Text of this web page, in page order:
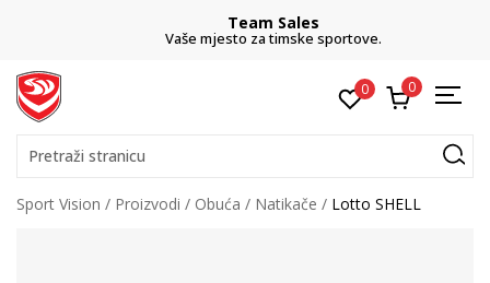
Team Sales
Vaše mjesto za timske sportove.
0 0
Pretraži stranicu
Sport Vision Proizvodi Obuća Natikače Lotto SHELL